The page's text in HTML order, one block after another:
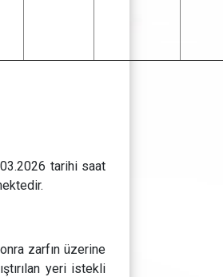
tarihi saat
zarfın üzerine
yeri istekli